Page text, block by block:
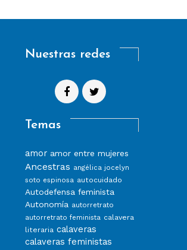
Nuestras redes
Temas
amor amor entre mujeres
Ancestras angélica jocelyn
soto espinosa autocuidado
Autodefensa feminista
Autonomía autorretrato
autorretrato feminista calavera
literaria calaveras
calaveras feministas